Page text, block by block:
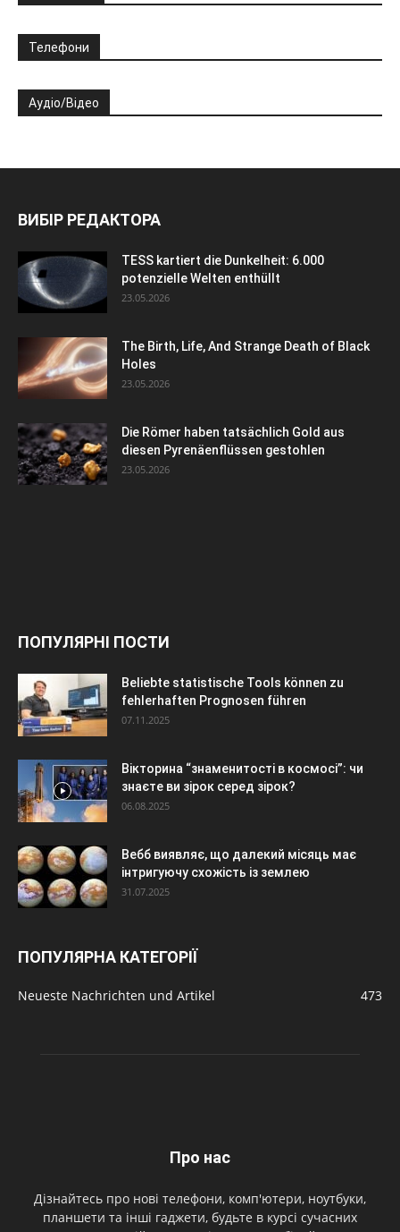
Телефони
Аудіо/Відео
ВИБІР РЕДАКТОРА
TESS kartiert die Dunkelheit: 6.000
potenzielle Welten enthüllt
23.05.2026
The Birth, Life, And Strange Death of Black
Holes
23.05.2026
Die Römer haben tatsächlich Gold aus
diesen Pyrenäenflüssen gestohlen
23.05.2026
ПОПУЛЯРНІ ПОСТИ
Beliebte statistische Tools können zu
fehlerhaften Prognosen führen
07.11.2025
Вікторина “знаменитості в космосі”: чи
знаєте ви зірок серед зірок?
06.08.2025
Вебб виявляє, що далекий місяць має
інтригуючу схожість із землею
31.07.2025
ПОПУЛЯРНА КАТЕГОРІЇ
Neueste Nachrichten und Artikel 473
Про нас
Дізнайтесь про нові телефони, комп'ютери, ноутбуки,
планшети та інші гаджети, будьте в курсі сучасних